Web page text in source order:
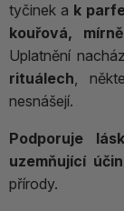
tyčinek a k
kouřová,
Uplatnění
rituálech,
nesnášejí.
Podporuje
uzemňující
přírody.